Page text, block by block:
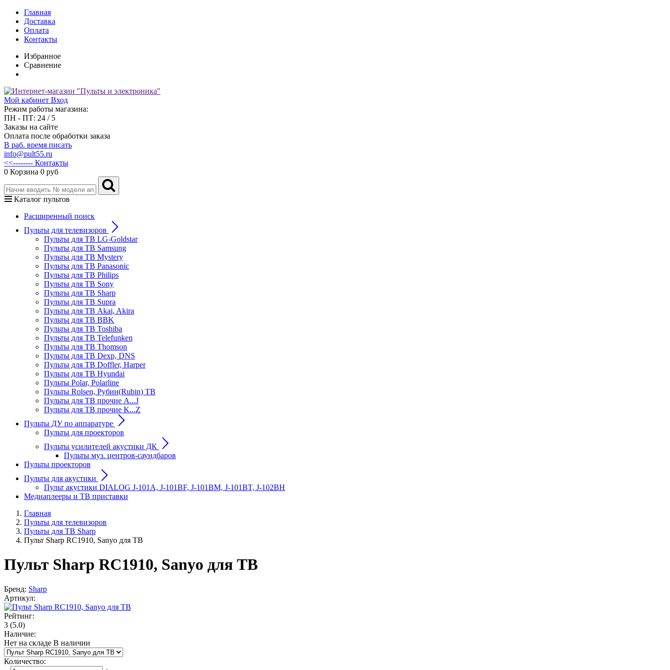
Главная
Доставка
Оплата
Контакты
Избранное
Сравнение
Мой кабинет Вход
Режим работы магазина:
ПН - ПТ: 24 / 5
Заказы на сайте
Оплата после обработки заказа
В раб. время писать
info@pult55.ru
<<-------- Контакты
0 Корзина 0 руб
Каталог пультов
Расширенный поиск
Пульты для телевизоров
Пульты для ТВ LG-Goldstar
Пульты для ТВ Samsung
Пульты для ТВ Mystery
Пульты для ТВ Panasonic
Пульты для ТВ Philips
Пульты для ТВ Sony
Пульты для ТВ Sharp
Пульты для ТВ Supra
Пульты для ТВ Akai, Akira
Пульты для ТВ BBK
Пульты для ТВ Toshiba
Пульты для ТВ Telefunken
Пульты для ТВ Thomson
Пульты для ТВ Dexp, DNS
Пульты для ТВ Doffler, Harper
Пульты для ТВ Hyundai
Пульты Polar, Polarline
Пульты Rolsen, Рубин(Rubin) ТВ
Пульты для ТВ прочие A...J
Пульты для ТВ прочие K...Z
Пульты ДУ по аппаратуре
Пульты для проекторов
Пульты усилителей акустики ДК
Пульты муз. центров-саундбаров
Пульты проекторов
Пульты для акустики
Пульт акустики DIALOG J-101A, J-101BF, J-101BM, J-101BT, J-102BH
Медиаплееры и ТВ приставки
Главная
Пульты для телевизоров
Пульты для ТВ Sharp
Пульт Sharp RC1910, Sanyo для ТВ
Пульт Sharp RC1910, Sanyo для ТВ
Бренд: Sharp
Артикул:
Рейтинг:
3 (5.0)
Наличие:
Нет на складе В наличии
Количество: